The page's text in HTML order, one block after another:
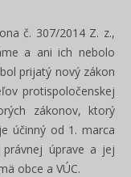
č. 307/2014 Z. z.,
a ani ich nebolo
prijatý nový zákon
protispoločenskej
zákonov, ktorý
účinný od 1. marca
úprave a jej
obce a VÚC.